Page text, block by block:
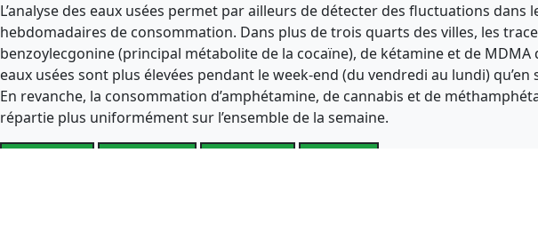
L’analyse des eaux usées permet par ailleurs de détecter des fluctuations dans
hebdomadaires de consommation. Dans plus de trois quarts des villes, les
benzoylecgonine (principal métabolite de la cocaïne), de kétamine et de MDMA
eaux usées sont plus élevées pendant le week-end (du vendredi au lundi) qu’en
En revanche, la consommation d’amphétamine, de cannabis et de
répartie plus uniformément sur l’ensemble de la semaine.